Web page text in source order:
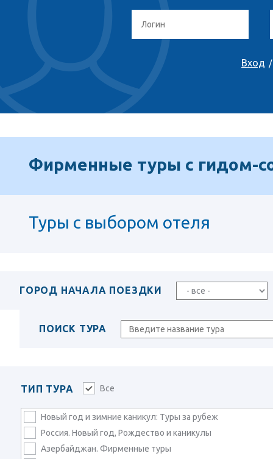
Вход /
Фирменные туры с гидом-
Туры с выбором отеля
ГОРОД НАЧАЛА ПОЕЗДКИ
ПОИСК ТУРА
ТИП ТУРА Все
Новый год и зимние каникул: Туры за рубеж
Россия. Новый год, Рождество и каникулы
Азербайджан. Фирменные туры